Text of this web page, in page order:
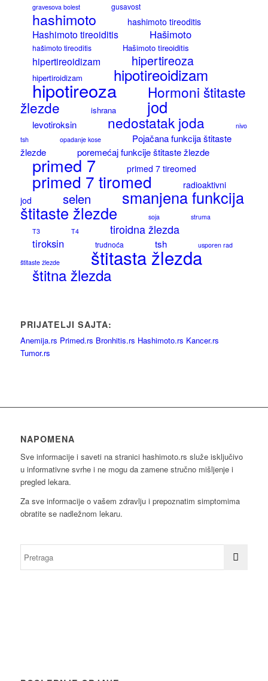
gravesova bolest gusavost
hashimoto hashimoto tireoditis
Hashimoto tireoiditis Hašimoto
hašimoto tireoditis Hašimoto tireoiditis
hipertireoidizam hipertireoza
hipertiroidizam hipotireoidizam
hipotireoza
Hormoni štitaste
žlezde
ishrana jod
levotiroksin nedostatak joda
nivo
tsh
opadanje kose
Pojačana funkcija štitaste
žlezde
poremećaj funkcije štitaste žlezde
primed 7 primed 7 tireomed
primed 7 tiromed
radioaktivni
jod
selen smanjena funkcija
štitaste žlezde soja
struma
T3
T4 tiroidna žlezda
tiroksin trudnoća tsh
usporen rad
štitaste žlezde
štitasta žlezda
štitna žlezda
PRIJATELJI SAJTA:
Anemija.rs Primed.rs Bronhitis.rs Hashimoto.rs Kancer.rs
Tumor.rs
NAPOMENA
Sve informacije i saveti na stranici hashimoto.rs služe isključivo
u informativne svrhe i ne mogu da zamene stručno mišljenje i
pregled lekara.
Za sve informacije o vašem zdravlju i prepoznatim simptomima
obratite se nadležnom lekaru.